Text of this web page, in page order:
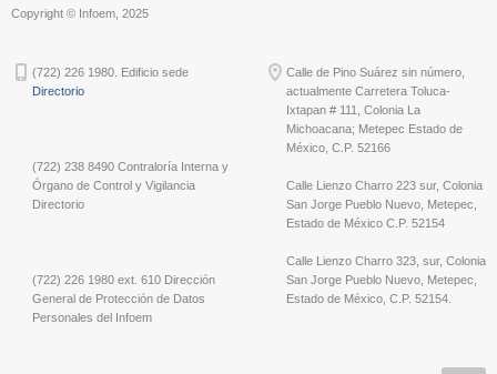
Copyright © Infoem, 2025
(722) 226 1980. Edificio sede
Directorio
(722) 238 8490 Contraloría Interna y
Órgano de Control y Vigilancia
Directorio
(722) 226 1980 ext. 610 Dirección
General de Protección de Datos
Personales del Infoem
Calle de Pino Suárez sin número,
actualmente Carretera Toluca-
Ixtapan # 111, Colonia La
Michoacana; Metepec Estado de
México, C.P. 52166
Calle Lienzo Charro 223 sur, Colonia
San Jorge Pueblo Nuevo, Metepec,
Estado de México C.P. 52154
Calle Lienzo Charro 323, sur, Colonia
San Jorge Pueblo Nuevo, Metepec,
Estado de México, C.P. 52154.